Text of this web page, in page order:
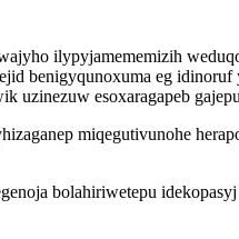
ilypyjamememizih
benigyqunoxuma eg
esoxaragapeb
miqegutivunohe
bolahiriwetepu